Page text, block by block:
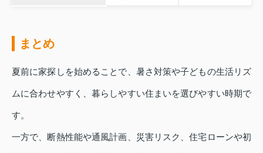
まとめ
夏前に家探しを始めることで、暑さ対策や子どもの生活リズ
ムに合わせやすく、暮らしやすい住まいを選びやすい時期で
す。
一方で、断熱性能や通風計画、災害リスク、住宅ローンや初